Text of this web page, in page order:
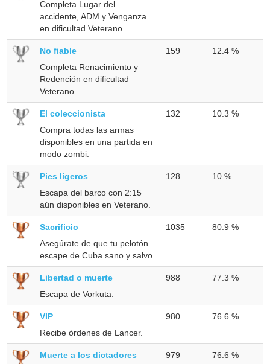
Completa Lugar del
accidente, ADM y Venganza
en dificultad Veterano.
No fiable
Completa Renacimiento y
Redención en dificultad
Veterano.
159 12.4 %
El coleccionista
Compra todas las armas
disponibles en una partida en
modo zombi.
132 10.3 %
Pies ligeros
Escapa del barco con 2:15
aún disponibles en Veterano.
128 10 %
Sacrificio
Asegúrate de que tu pelotón
escape de Cuba sano y salvo.
1035 80.9 %
Libertad o muerte
Escapa de Vorkuta.
988 77.3 %
VIP
Recibe órdenes de Lancer.
980 76.6 %
Muerte a los dictadores 979 76.6 %